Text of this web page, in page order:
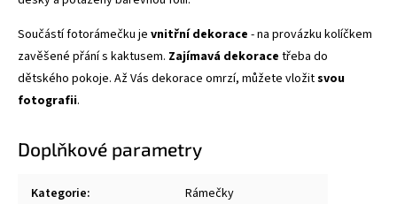
Součástí fotorámečku je vnitřní dekorace - na provázku kolíčkem
zavěšené přání s kaktusem. Zajímavá dekorace třeba do
dětského pokoje. Až Vás dekorace omrzí, můžete vložitsvou
fotografii.
Doplňkové parametry
Kategorie: Rámečky